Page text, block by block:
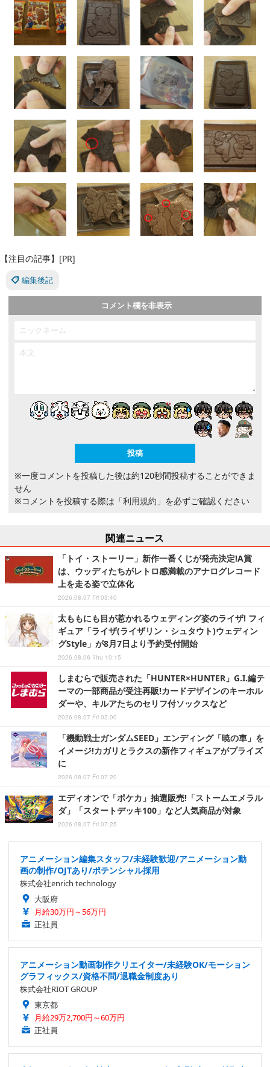
【注目の記事】[PR]
編集後記
コメント欄を非表示
※一度コメントを投稿した後は約120秒間投稿することができま
せん
※コメントを投稿する際は 「利用規約」 を必ずご確認ください
関連ニュース
「トイ・ストーリー」新作一番くじが発売決定!A賞
は、ウッディたちがレトロ感満載のアナログレコード
上を走る姿で立体化
2026.08.07 Fri 03:40
太ももにも目が惹かれるウェディング姿のライザ! フィ
ギュア「ライザ(ライザリン・シュタウト)ウェディン
グStyle」が8月7日より予約受付開始
2026.08.06 Thu 10:15
しまむらで販売された「HUNTER×HUNTER」G.I.編テ
ーマの一部商品が受注再販!カードデザインのキーホル
ダーや、キルアたちのセリフ付ソックスなど
2026.08.07 Fri 02:00
「機動戦士ガンダムSEED」エンディング「暁の車」を
イメージ!カガリとラクスの新作フィギュアがプライズ
に
2026.08.07 Fri 07:20
エディオンで「ポケカ」抽選販売!「ストームエメラル
ダ」「スタートデッキ100」など人気商品が対象
2026.08.07 Fri 07:25
アニメーション編集スタッフ/未経験歓迎/アニメーション動
画の制作/OJTあり/ポテンシャル採用
株式会社enrich technology
大阪府
月給30万円～56万円
正社員
アニメーション動画制作クリエイター/未経験OK/モーション
グラフィックス/資格不問/退職金制度あり
株式会社RIOT GROUP
東京都
月給29万2,700円～60万円
正社員